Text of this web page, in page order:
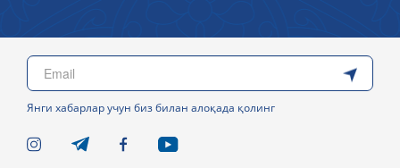
Янги хабарлар учун биз билан алоқада қолинг